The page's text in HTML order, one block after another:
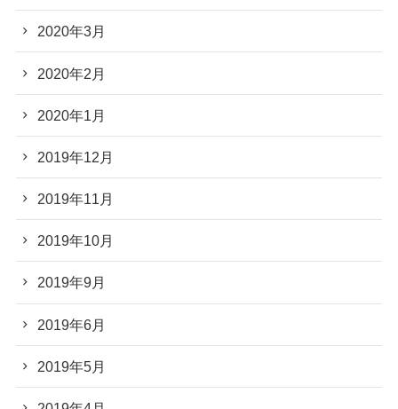
2020年3月
2020年2月
2020年1月
2019年12月
2019年11月
2019年10月
2019年9月
2019年6月
2019年5月